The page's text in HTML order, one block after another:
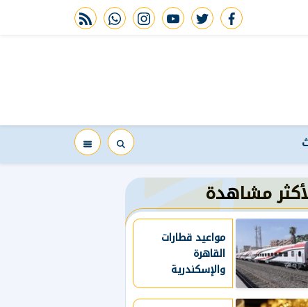
facebook
twitter
youtube
instagram
whatsapp
rss feed
مشاهدة
مواعيد قطارات
القاهرة
والإسكندرية
وأسيوط اليوم..
جدول الرحلات